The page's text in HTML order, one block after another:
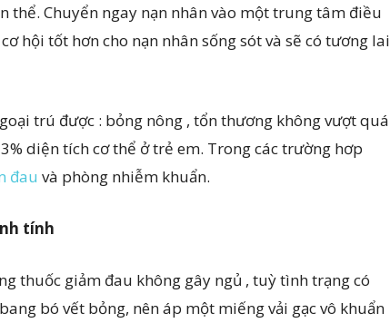
thể. Chuyển ngay nạn nhân vào một trung tâm điều
hội tốt hơn cho nạn nhân sống sót và sẽ có tương lai
trú được : bỏng nông , tổn thương không vượt quá
diện tích cơ thể ở trẻ em. Trong các trường hơp
đau và phòng nhiễm khuẩn.
tính
thuốc giảm đau không gây ngủ , tuỳ tình trạng có
bó vết bỏng, nên áp một miếng vải gạc vô khuẩn